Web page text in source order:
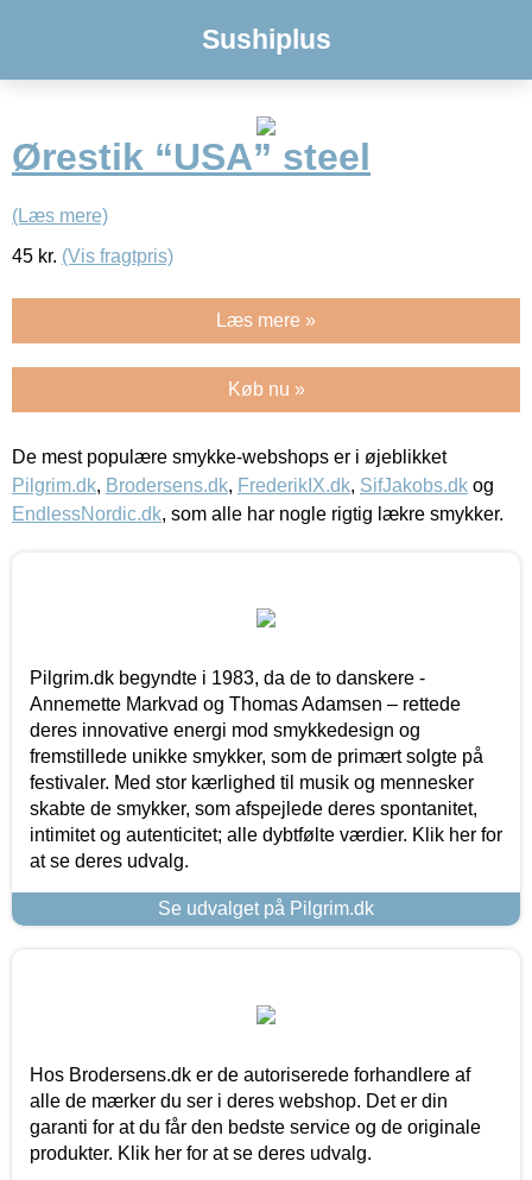
Sushiplus
Ørestik “USA” steel
(Læs mere)
45 kr. (Vis fragtpris)
Læs mere »
Køb nu »
De mest populære smykke-webshops er i øjeblikket
Pilgrim.dk, Brodersens.dk, FrederikIX.dk, SifJakobs.dk og
EndlessNordic.dk, som alle har nogle rigtig lækre smykker.
Pilgrim.dk begyndte i 1983, da de to danskere -
Annemette Markvad og Thomas Adamsen – rettede
deres innovative energi mod smykkedesign og
fremstillede unikke smykker, som de primært solgte på
festivaler. Med stor kærlighed til musik og mennesker
skabte de smykker, som afspejlede deres spontanitet,
intimitet og autenticitet; alle dybtfølte værdier. Klik her for
at se deres udvalg.
Se udvalget på Pilgrim.dk
Hos Brodersens.dk er de autoriserede forhandlere af
alle de mærker du ser i deres webshop. Det er din
garanti for at du får den bedste service og de originale
produkter. Klik her for at se deres udvalg.